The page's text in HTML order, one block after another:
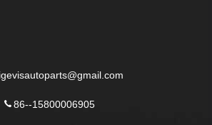
86--15800006905